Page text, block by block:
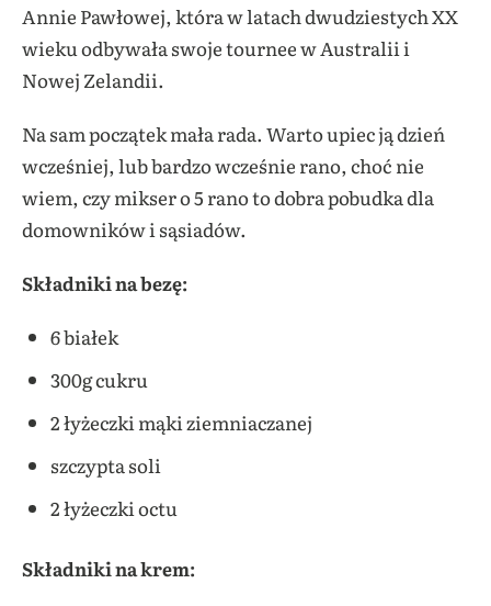
Annie Pawłowej, która w latach dwudziestych XX
wieku odbywała swoje tournee w Australii i
Nowej Zelandii.
Na sam początek mała rada. Warto upiec ją dzień
wcześniej, lub bardzo wcześnie rano, choć nie
wiem, czy mikser o 5 rano to dobra pobudka dla
domowników i sąsiadów.
Składniki na bezę:
6 białek
300g cukru
2 łyżeczki mąki ziemniaczanej
szczypta soli
2 łyżeczki octu
Składniki na krem: